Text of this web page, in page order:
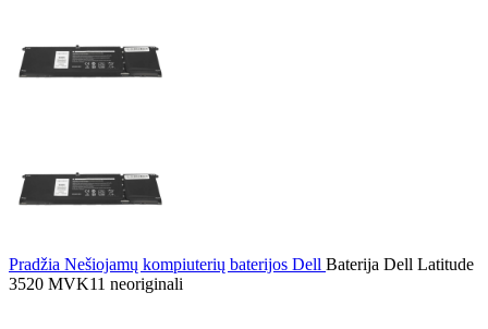
Pradžia Nešiojamų kompiuterių baterijos Dell Baterija Dell Latitude
3520 MVK11 neoriginali